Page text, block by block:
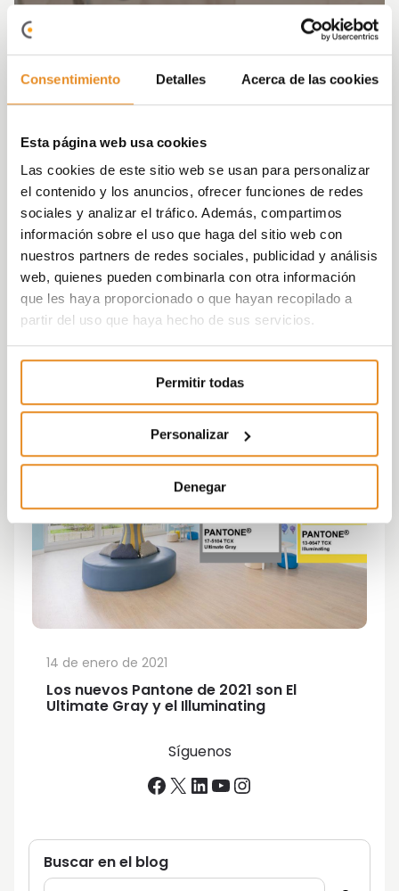
Consentimiento Detalles Acerca de las cookies
Esta página web usa cookies
Las cookies de este sitio web se usan para personalizar
el contenido y los anuncios, ofrecer funciones de redes
sociales y analizar el tráfico. Además, compartimos
información sobre el uso que haga del sitio web con
nuestros partners de redes sociales, publicidad y análisis
web, quienes pueden combinarla con otra información
que les haya proporcionado o que hayan recopilado a
partir del uso que haya hecho de sus servicios.
Permitir todas
Personalizar
Denegar
Los nuevos Pantone de 2021 son El
Ultimate Gray y el Illuminating
14 de enero de 2021
Síguenos
Facebook
X LinkedIn
YouTube
Instagram
Buscar en el blog